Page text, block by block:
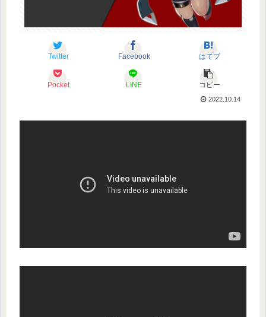
Twitter Facebook はてブ
Pocket LINE コピー
2022.10.14